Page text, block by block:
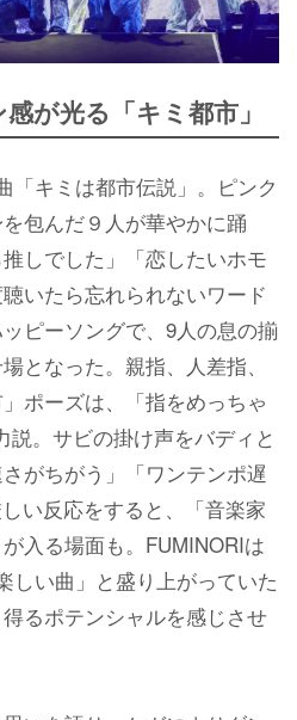
が光る「キミ都市」
キミは都市伝説」。ピンク
包んだ９人が華やかに踊
しでした」「恋したいホモ
いたら忘れられないワード
ピーソングで、9人の息の揃
となった。親指、人差指、
ポーズは、「指をめっちゃ
説。サビの掛け声をバディと
がちがう」「ワンテンポ遅
い反応をすると、「音楽家
入る場面も。FUMINORIは
しい曲」と盛り上がっていた
るポテンシャルを感じさせ